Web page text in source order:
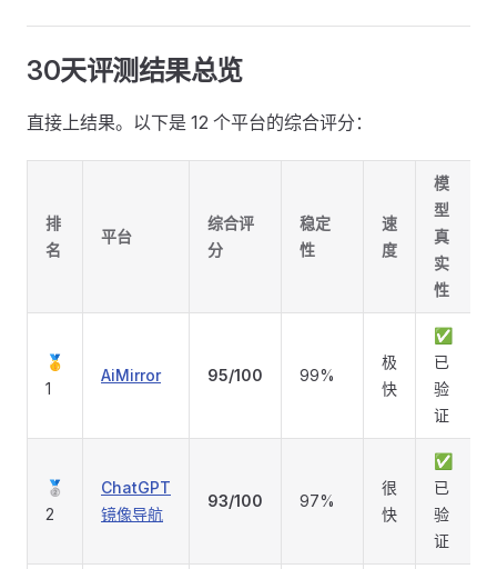
30天评测结果总览 ​
直接上结果。以下是 12 个平台的综合评分：
排
名
平台
综合评
分
稳定
性
速
度
模
型
真
实
性
🥇
1
AiMirror 95/100 99%
极
快
✅
已
验
证
🥈
2
ChatGPT
镜像导航
93/100 97%
很
快
✅
已
验
证